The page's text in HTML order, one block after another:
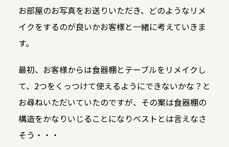
お部屋のお写真をお送りいただき、どのようなリメ
イクをするのが良いかお客様と一緒に考えていきま
す。
最初、お客様からは食器棚とテーブルをリメイクし
て、2つをくっつけて使えるようにできないかな？と
お尋ねいただいていたのですが、その案は食器棚の
構造をかなりいじることになりベストとは言えなさ
そう・・・